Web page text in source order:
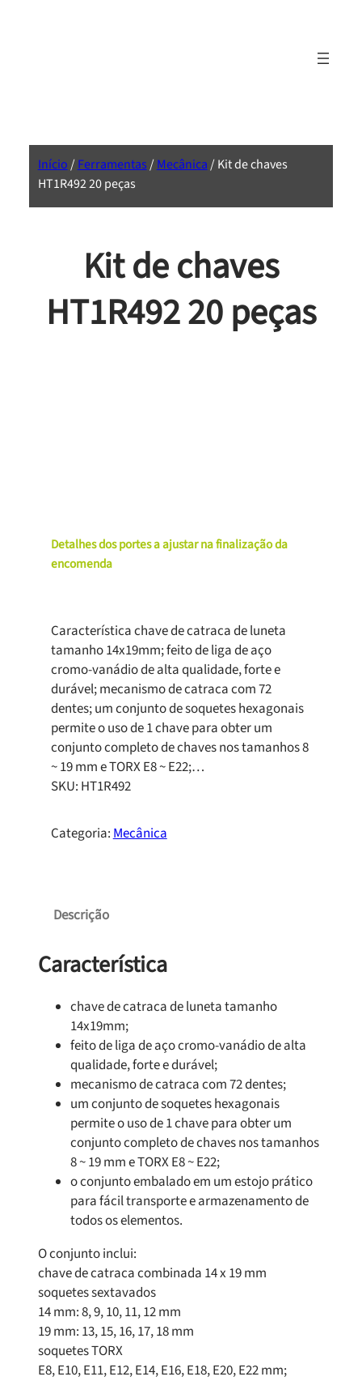
Início/Ferramentas/Mecânica/ Kit de chaves
HT1R492 20 peças
Kit de chaves
HT1R492 20 peças
Detalhes dos portes a ajustar na finalização da
encomenda
Característica chave de catraca de luneta
tamanho 14x19mm; feito de liga de aço
cromo-vanádio de alta qualidade, forte e
durável; mecanismo de catraca com 72
dentes; um conjunto de soquetes hexagonais
permite o uso de 1 chave para obter um
conjunto completo de chaves nos tamanhos 8
~ 19 mm e TORX E8 ~ E22;…
SKU: HT1R492
Categoria:Mecânica
Descrição
Característica
chave de catraca de luneta tamanho
14x19mm;
feito de liga de aço cromo-vanádio de alta
qualidade, forte e durável;
mecanismo de catraca com 72 dentes;
um conjunto de soquetes hexagonais
permite o uso de 1 chave para obter um
conjunto completo de chaves nos tamanhos
8 ~ 19 mm e TORX E8 ~ E22;
o conjunto embalado em um estojo prático
para fácil transporte e armazenamento de
todos os elementos.
O conjunto inclui:
chave de catraca combinada 14 x 19 mm
soquetes sextavados
14 mm: 8, 9, 10, 11, 12 mm
19 mm: 13, 15, 16, 17, 18 mm
soquetes TORX
E8, E10, E11, E12, E14, E16, E18, E20, E22 mm;